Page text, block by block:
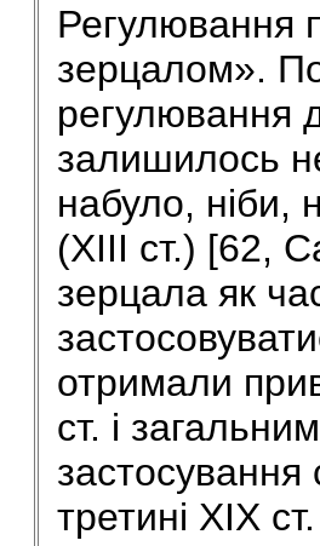
Регулювання
зерцалом».
регулювання
залишилось
набуло, ніби,
(XIII ст.) [62,
зерцала як
отримали
ст. і
третині XIX